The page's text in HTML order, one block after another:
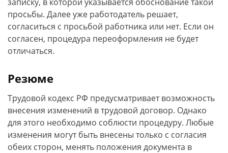
просьбы. Далее уже работодатель решает,
согласиться с просьбой работника или нет. Если он
согласен, процедура переоформления не будет
отличаться.
Резюме
Трудовой кодекс РФ предусматривает возможность
внесения изменений в трудовой договор. Однако
для этого необходимо соблюсти процедуру. Любые
изменения могут быть внесены только с согласия
обеих сторон, менять положения документа в